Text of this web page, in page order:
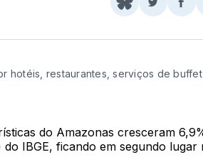
Share
BlueSkyTwitter
hotéis, restaurantes, serviços de
do Amazonas cresceram
IBGE, ficando em segundo lugar